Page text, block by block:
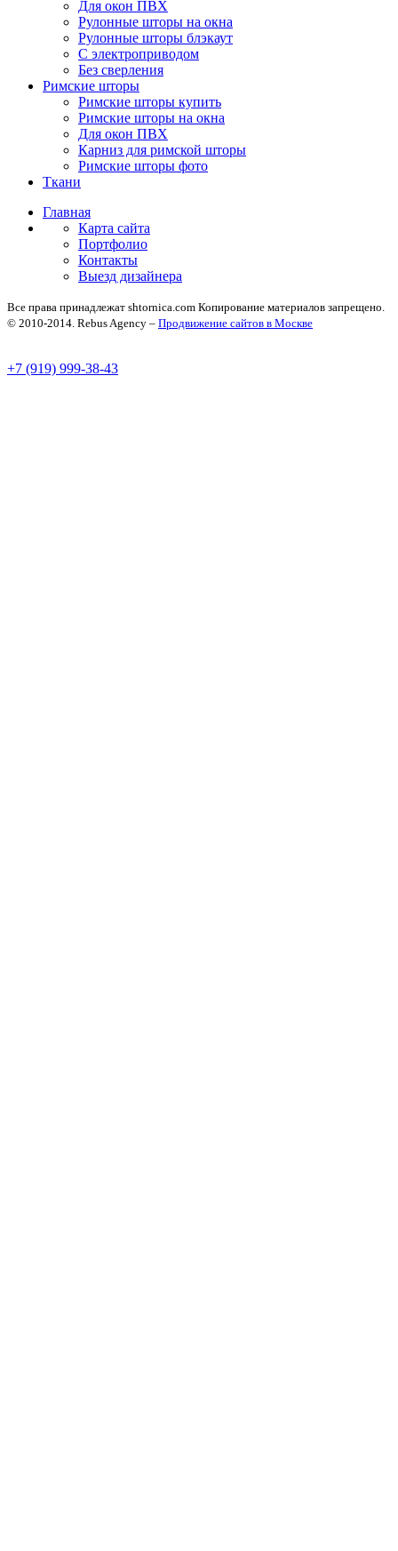
Для окон ПВХ
Рулонные шторы на окна
Рулонные шторы блэкаут
С электроприводом
Без сверления
Римские шторы
Римские шторы купить
Римские шторы на окна
Для окон ПВХ
Карниз для римской шторы
Римские шторы фото
Ткани
Главная
Карта сайта
Портфолио
Контакты
Выезд дизайнера
Все права принадлежат shtornica.com Копирование материалов запрещено.
© 2010-2014. Rebus Agency – Продвижение сайтов в Москве
+7 (919) 999-38-43